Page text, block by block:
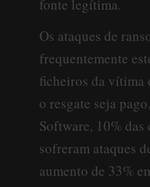
fonte legítima.
Os ataques de
frequentemente
ficheiros da vítima
o resgate seja
Software, 10% das
sofreram ataques
aumento de 33%